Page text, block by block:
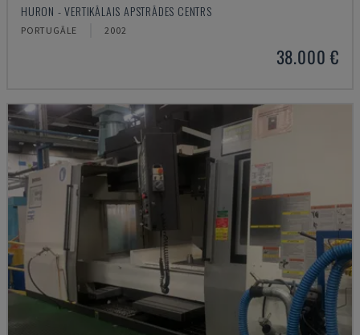
HURON - VERTIKĀLAIS APSTRĀDES CENTRS
PORTUGĀLE 2002
38.000 €